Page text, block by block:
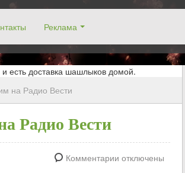
Реклама
Работаем без выходных! Низкие цены!
есть доставка шашлыков домой.
на Радио Вести
Радио Вести
Комментарии отключены